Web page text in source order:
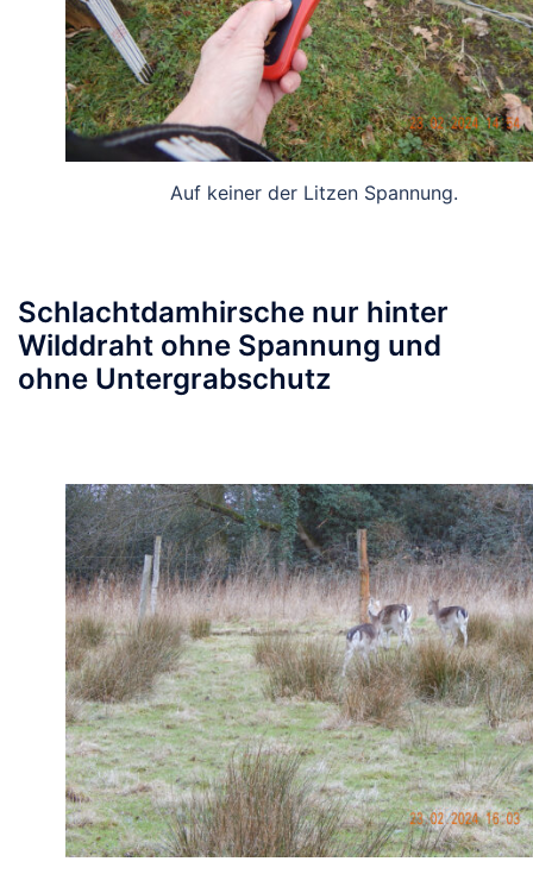
Auf keiner der Litzen Spannung.
Schlachtdamhirsche nur hinter
Wilddraht ohne Spannung und
ohne Untergrabschutz